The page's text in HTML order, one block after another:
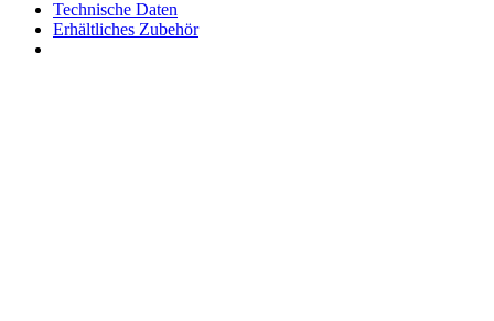
Technische Daten
Erhältliches Zubehör